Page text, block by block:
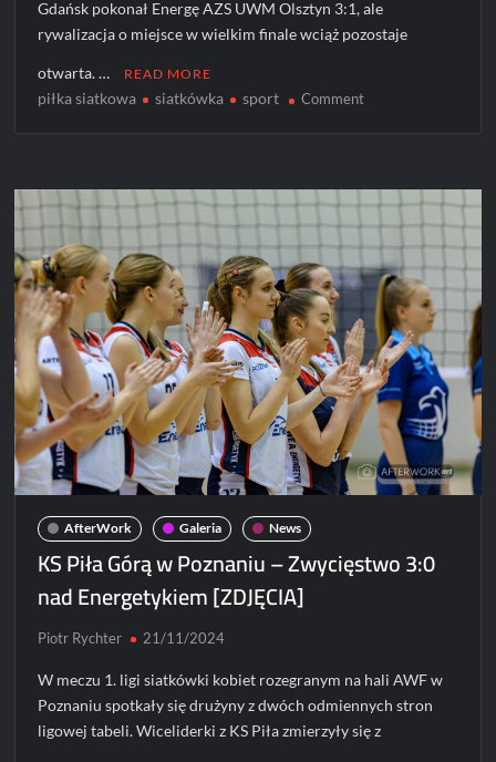
Gdańsk pokonał Energę AZS UWM Olsztyn 3:1, ale
rywalizacja o miejsce w wielkim finale wciąż pozostaje
otwarta. … READ MORE
piłka siatkowa siatkówka sport Commenton
finału,
ale
walka
trwa!
[ZDJĘCIA]
AfterWork Galeria News
KS Piła Górą w Poznaniu – Zwycięstwo 3:0
nad Energetykiem [ZDJĘCIA]
Piotr Rychter 21/11/2024
W meczu 1. ligi siatkówki kobiet rozegranym na hali AWF w
Poznaniu spotkały się drużyny z dwóch odmiennych stron
ligowej tabeli. Wiceliderki z KS Piła zmierzyły się z